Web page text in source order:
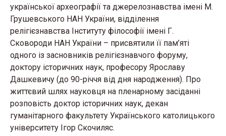
української археографії та джерелознавства імені М.
Грушевського НАН України, відділення
релігієзнавства Інституту філософії імені Г.
Сковороди НАН України – присвятили її пам’яті
одного із засновників релігієзнавчого форуму,
доктору історичних наук, професору Ярославу
Дашкевичу (до 90-річчя від дня народження). Про
життєвий шлях науковця на пленарному засіданні
розповість доктор історичних наук, декан
гуманітарного факультету Українського католицького
університету Ігор Скочиляс.